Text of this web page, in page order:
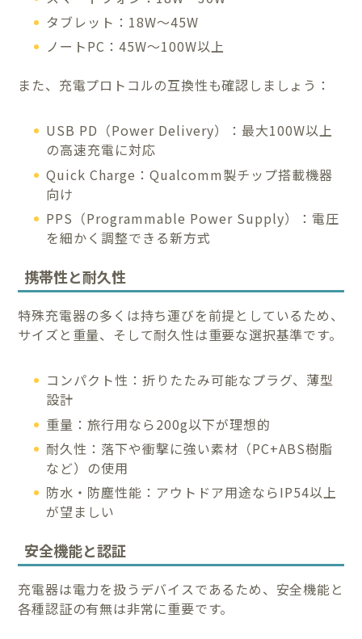
タブレット：18W〜45W
ノートPC：45W〜100W以上
また、充電プロトコルの互換性も確認しましょう：
USB PD（Power Delivery）：最大100W以上
の高速充電に対応
Quick Charge：Qualcomm製チップ搭載機器
向け
PPS（Programmable Power Supply）：電圧
を細かく調整できる新方式
携帯性と耐久性
特殊充電器の多くは持ち運びを前提としているため、
サイズと重量、そして耐久性は重要な選択基準です。
コンパクト性：折りたたみ可能なプラグ、薄型
設計
重量：旅行用なら200g以下が理想的
耐久性：落下や衝撃に強い素材（PC+ABS樹脂
など）の使用
防水・防塵性能：アウトドア用途ならIP54以上
が望ましい
安全機能と認証
充電器は電力を扱うデバイスであるため、安全機能と
各種認証の有無は非常に重要です。